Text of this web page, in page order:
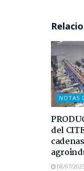
NOTAS
del
08/07/